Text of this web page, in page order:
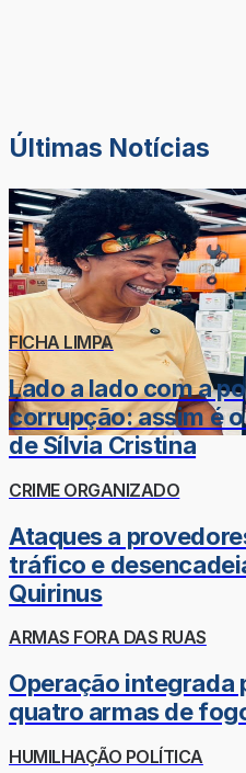
Últimas Notícias
FICHA LIMPA
Lado a lado com a
corrupção: assim é
de Sílvia Cristina
CRIME ORGANIZADO
Ataques a
tráfico e
Quirinus
ARMAS FORA DAS RUAS
Operação integrada
quatro armas de
HUMILHAÇÃO POLÍTICA